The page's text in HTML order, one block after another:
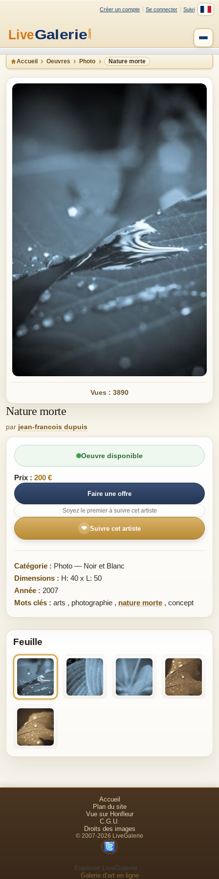
Créer un compte Se connecter Suivi
Accueil Oeuvres Photo Nature morte
Vues : 3890
Nature morte
par jean-francois dupuis
Oeuvre disponible
Prix : 200 €
Faire une offre
Soyez le premier à suivre cet artiste
❤ Suivre cet artiste
Catégorie : Photo — Noir et Blanc
Dimensions : H: 40 x L: 50
Année : 2007
Mots clés : arts , photographie , nature morte , concept
Feuille
Accueil
Plan du site
Vue sur Honfleur
C.G.U.
Droits des images
© 2007-2026 LiveGalerie
Explorer LiveGalerie :
Galerie d’art en ligne